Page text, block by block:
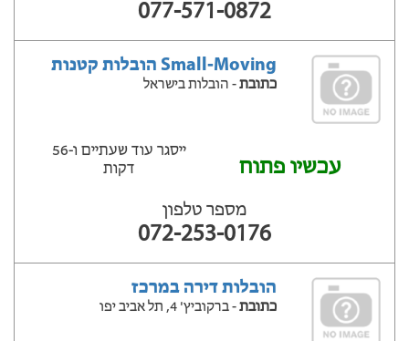
077-571-0872
Small-Moving הובלות קטנות
כתובת- הובלות בישראל
עכשיו פתוח
ייסגר עוד שעתיים ‫ו-56
דקות
מספר טלפון
072-253-0176
הובלות דירה במרכז
כתובת- ברקוביץ' 4, תל אביב יפו